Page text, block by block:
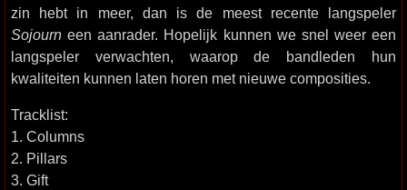
zin hebt in meer, dan is de meest recente langspeler
Sojourn een aanrader. Hopelijk kunnen we snel weer een
langspeler verwachten, waarop de bandleden hun
kwaliteiten kunnen laten horen met nieuwe composities.
Tracklist:
1. Columns
2. Pillars
3. Gift